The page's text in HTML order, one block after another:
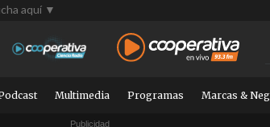
aquí ▼
Multimedia Programas Marcas &